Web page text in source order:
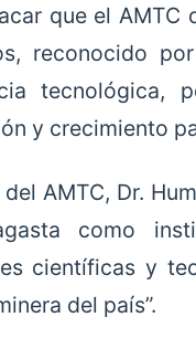
que el
reconocido
tecnológica,
y crecimiento
AMTC, Dr.
como
científicas y
del país”.